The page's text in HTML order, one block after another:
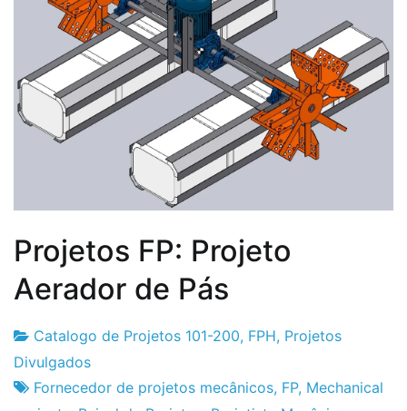
Projetos FP: Projeto
Aerador de Pás
Fabrica
do
26
de
Catalogo de Projetos 101-200, FPH, Projetos
Divulgados
Fornecedor de projetos mecânicos, FP, Mechanical